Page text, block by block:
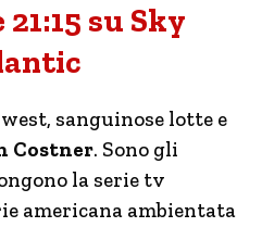
su Sky
sanguinose lotte e
Costner. Sono gli
la serie tv
americana ambientata